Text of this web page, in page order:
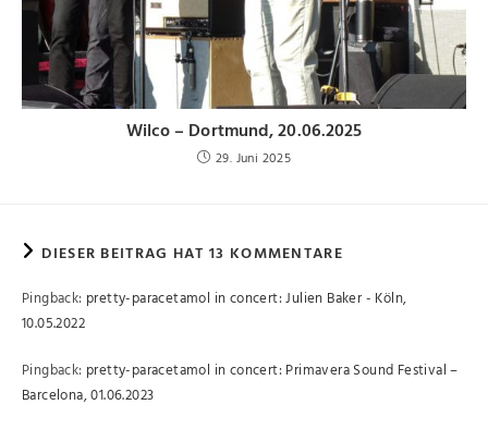
Wilco – Dortmund, 20.06.2025
29. Juni 2025
DIESER BEITRAG HAT 13 KOMMENTARE
Pingback: pretty-paracetamol in concert: Julien Baker - Köln,
10.05.2022
Pingback: pretty-paracetamol in concert: Primavera Sound Festival –
Barcelona, 01.06.2023